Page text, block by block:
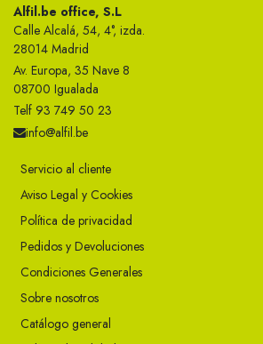
Alfil.be office, S.L
Calle Alcalá, 54, 4°, izda.
28014 Madrid
Av. Europa, 35 Nave 8
08700 Igualada
Telf 93 749 50 23
info@alfil.be
Servicio al cliente
Aviso Legal y Cookies
Política de privacidad
Pedidos y Devoluciones
Condiciones Generales
Sobre nosotros
Catálogo general